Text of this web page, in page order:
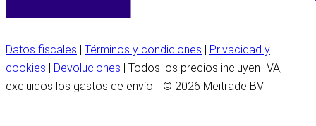
Datos fiscales | Términos y condiciones | Privacidad y
cookies | Devoluciones | Todos los precios incluyen IVA,
excluidos los gastos de envío. | © 2026 Meitrade BV